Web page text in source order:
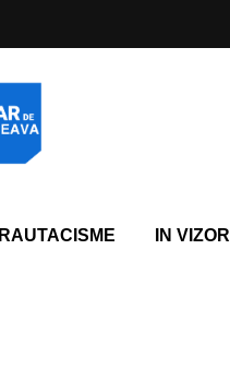
RAUTACISME IN VIZOR